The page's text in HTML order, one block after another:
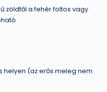
zöldtől a fehér foltos vagy
helyen (az erős meleg nem